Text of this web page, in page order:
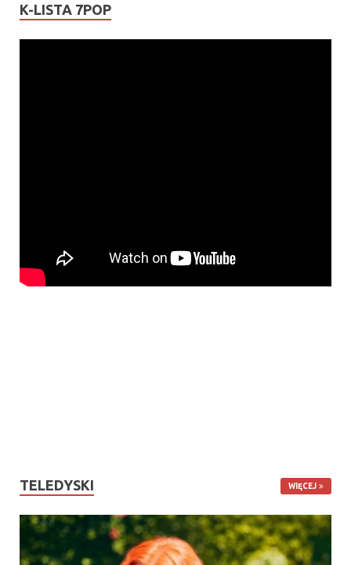
K-LISTA 7POP
TELEDYSKI WIĘCEJ